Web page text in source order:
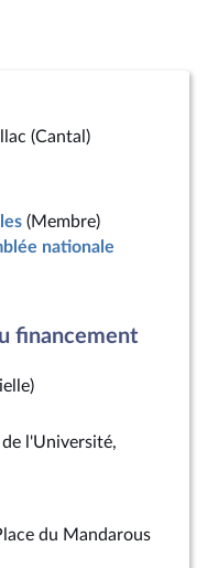
(Cantal)
(Membre)
nationale
financement
l'Université,
du Mandarous